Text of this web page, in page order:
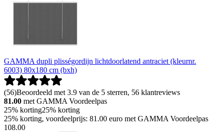
GAMMA dupli plisségordijn lichtdoorlatend antraciet (kleurnr.
6003) 80x180 cm (bxh)
(56)Beoordeeld met 3.9 van de 5 sterren, 56 klantreviews
81.00 met GAMMA Voordeelpas
25% korting25% korting
25% korting, voordeelprijs: 81.00 euro met GAMMA Voordeelpas
108.00